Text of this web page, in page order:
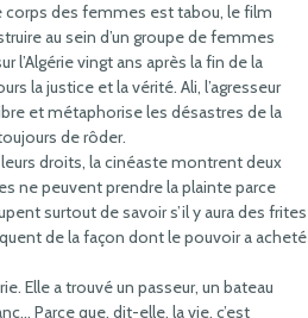
corps des femmes est tabou, le film
au sein d’un groupe de femmes
vingt ans après la fin de la
la justice et la vérité. Ali, l’agresseur
et métaphorise les désastres de la
de rôder.
droits, la cinéaste montrent deux
ne peuvent prendre la plainte parce
surtout de savoir s’il y aura des frites
de la façon dont le pouvoir a acheté
Elle a trouvé un passeur, un bateau
Parce que, dit-elle, la vie, c’est